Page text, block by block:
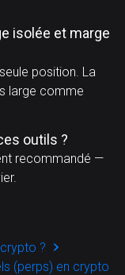
isolée et marge
position. La
large comme
outils ?
recommandé —
?
(perps) en crypto